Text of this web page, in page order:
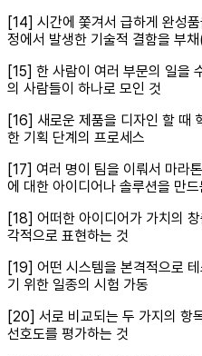
[14] 시간에 쫓겨서 급하게 완성
정에서 발생한 기술적 결함을 부
[15] 한 사람이 여러 부문의 일을
의 사람들이 하나로 모인 것
[16] 새로운 제품을 디자인 할 때
한 기획 단계의 프로세스
[17] 여러 명이 팀을 이뤄서 마라
에 대한 아이디어나 솔루션을 만
[18] 어떠한 아이디어가 가치의
각적으로 표현하는 것
[19] 어떤 시스템을 본격적으로
기 위한 일종의 시험 가동
[20] 서로 비교되는 두 가지의 항
선호도를 평가하는 것